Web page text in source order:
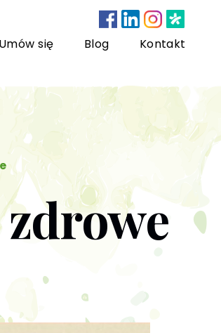
Umów się Blog Kontakt
i młodzieży
Społecznych dla dzieci i